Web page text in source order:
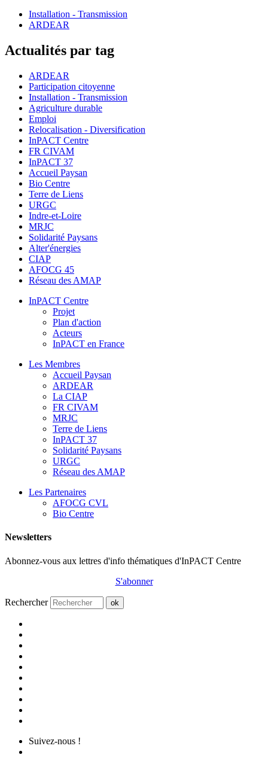
Installation - Transmission
ARDEAR
Actualités par tag
ARDEAR
Participation citoyenne
Installation - Transmission
Agriculture durable
Emploi
Relocalisation - Diversification
InPACT Centre
FR CIVAM
InPACT 37
Accueil Paysan
Bio Centre
Terre de Liens
URGC
Indre-et-Loire
MRJC
Solidarité Paysans
Alter'énergies
CIAP
AFOCG 45
Réseau des AMAP
InPACT Centre
Projet
Plan d'action
Acteurs
InPACT en France
Les Membres
Accueil Paysan
ARDEAR
La CIAP
FR CIVAM
MRJC
Terre de Liens
InPACT 37
Solidarité Paysans
URGC
Réseau des AMAP
Les Partenaires
AFOCG CVL
Bio Centre
Newsletters
Abonnez-vous aux lettres d'info thématiques d'InPACT Centre
S'abonner
Rechercher ok
Suivez-nous !